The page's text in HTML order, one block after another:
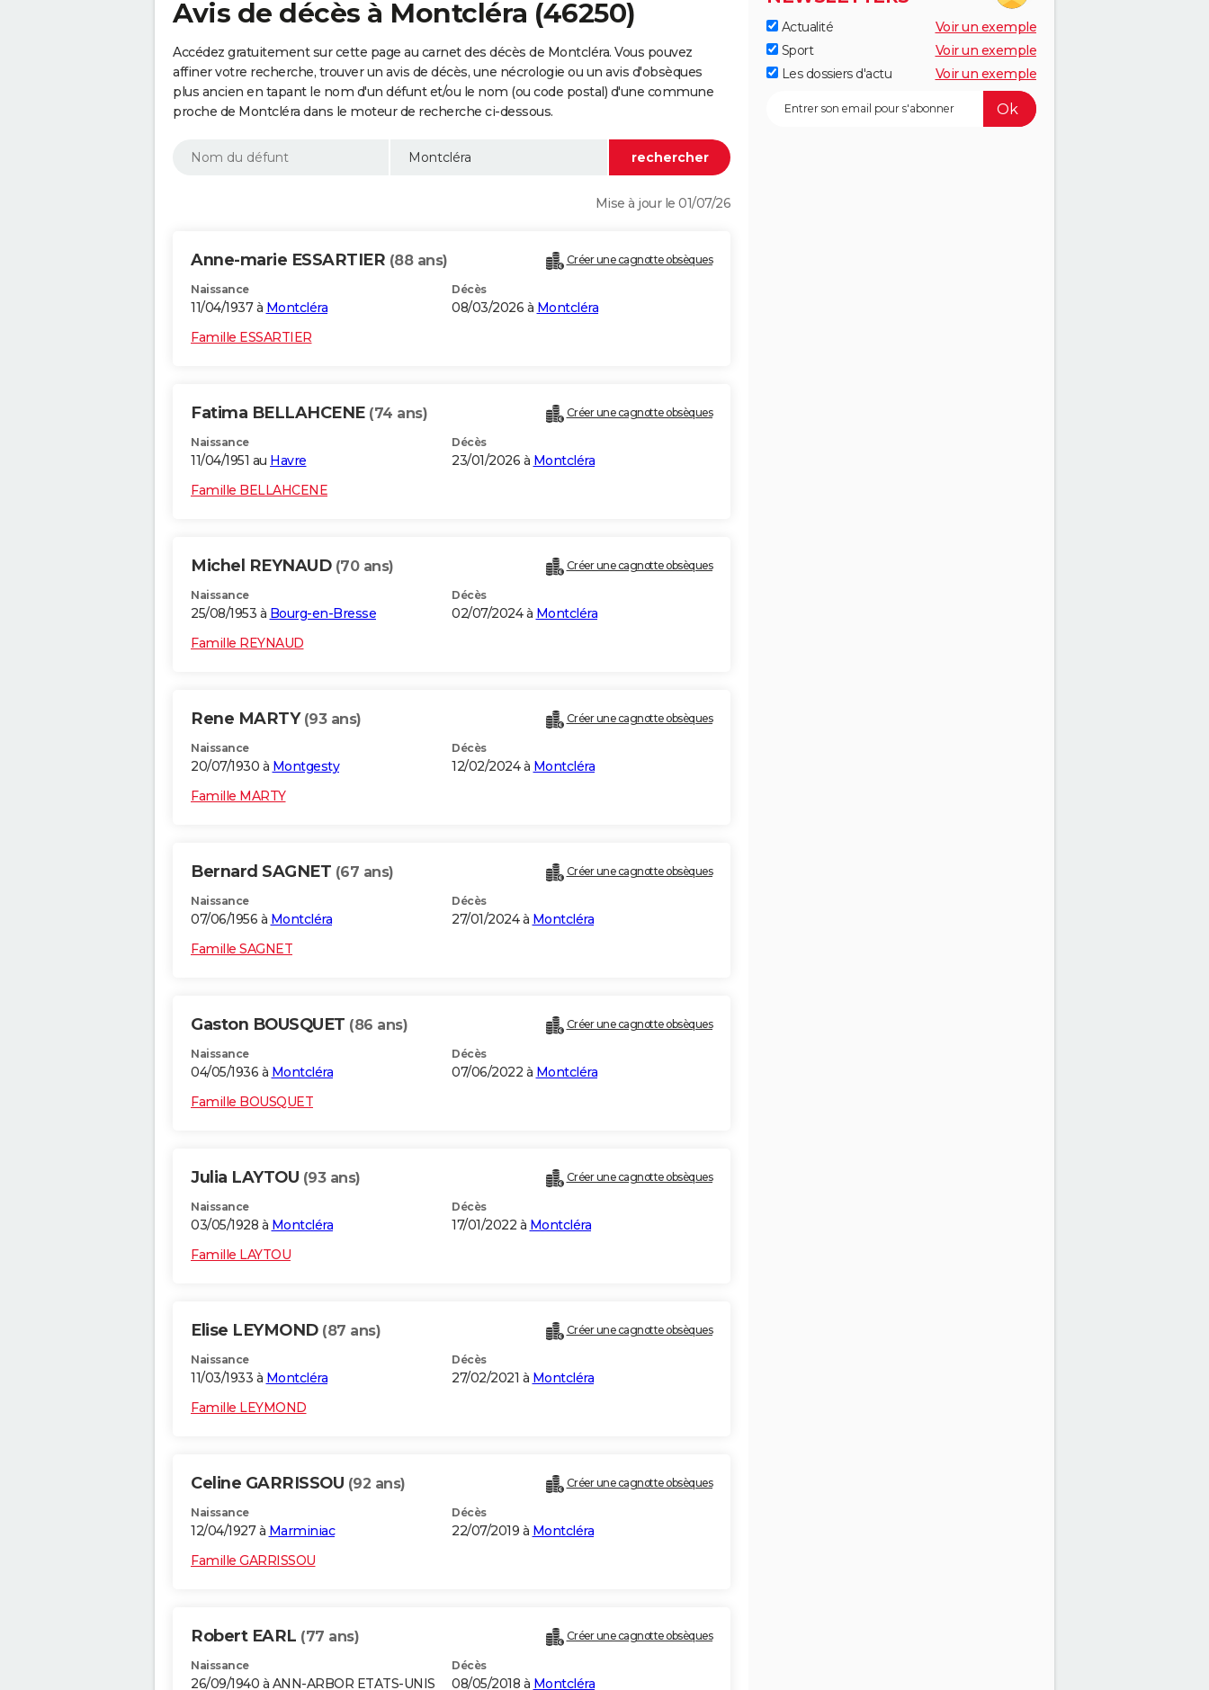
Avis de décès à Montcléra (46250)
Accédez gratuitement sur cette page au carnet des décès de Montcléra. Vous pouvez
affiner votre recherche, trouver un avis de décès, une nécrologie ou un avis d'obsèques
plus ancien en tapant le nom d'un défunt et/ou le nom (ou code postal) d'une commune
proche de Montcléra dans le moteur de recherche ci-dessous.
Mise à jour le 01/07/26
Anne-marie ESSARTIER (88 ans) Créer une cagnotte obsèques
Naissance
11/04/1937 à Montcléra
Décès
08/03/2026 à Montcléra
Famille ESSARTIER
Fatima BELLAHCENE (74 ans) Créer une cagnotte obsèques
Naissance
11/04/1951 au Havre
Décès
23/01/2026 à Montcléra
Famille BELLAHCENE
Michel REYNAUD (70 ans) Créer une cagnotte obsèques
Naissance
25/08/1953 à Bourg-en-Bresse
Décès
02/07/2024 à Montcléra
Famille REYNAUD
Rene MARTY (93 ans) Créer une cagnotte obsèques
Naissance
20/07/1930 à Montgesty
Décès
12/02/2024 à Montcléra
Famille MARTY
Bernard SAGNET (67 ans) Créer une cagnotte obsèques
Naissance
07/06/1956 à Montcléra
Décès
27/01/2024 à Montcléra
Famille SAGNET
Gaston BOUSQUET (86 ans) Créer une cagnotte obsèques
Naissance
04/05/1936 à Montcléra
Décès
07/06/2022 à Montcléra
Famille BOUSQUET
Julia LAYTOU (93 ans) Créer une cagnotte obsèques
Naissance
03/05/1928 à Montcléra
Décès
17/01/2022 à Montcléra
Famille LAYTOU
Elise LEYMOND (87 ans) Créer une cagnotte obsèques
Naissance
11/03/1933 à Montcléra
Décès
27/02/2021 à Montcléra
Famille LEYMOND
Celine GARRISSOU (92 ans) Créer une cagnotte obsèques
Naissance
12/04/1927 à Marminiac
Décès
22/07/2019 à Montcléra
Famille GARRISSOU
Robert EARL (77 ans) Créer une cagnotte obsèques
Naissance
26/09/1940 à ANN-ARBOR ETATS-UNIS
Décès
08/05/2018 à Montcléra
Actualité
Voir un exemple
Sport
Voir un exemple
Les dossiers d'actu
Voir un exemple